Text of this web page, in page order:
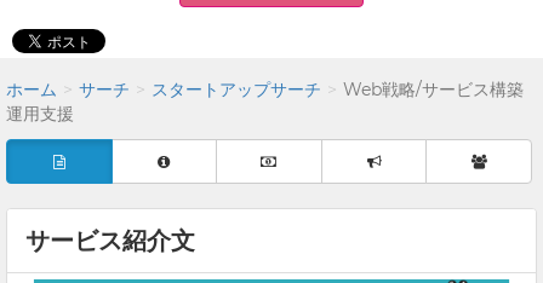
ホーム サーチ スタートアップサーチ
Web戦略/サービス構築
運用支援
サービス紹介文